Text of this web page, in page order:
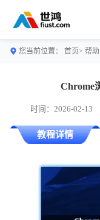
您当前位置： 首页> 帮
Chrome
时间：2026-02-13
教程详情